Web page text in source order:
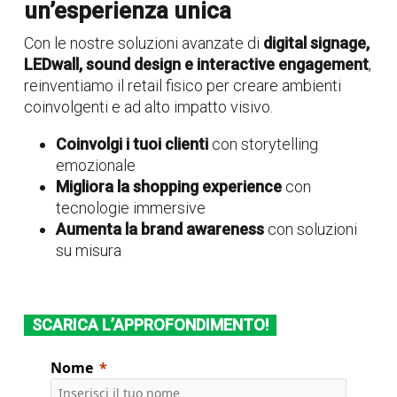
un’esperienza unica
Con le nostre soluzioni avanzate di digital signage,
LEDwall, sound design e interactive engagement,
reinventiamo il retail fisico per creare ambienti
coinvolgenti e ad alto impatto visivo.
Coinvolgi i tuoi clienti con storytelling
emozionale
Migliora la shopping experience con
tecnologie immersive
Aumenta la brand awareness con soluzioni
su misura
SCARICA L’APPROFONDIMENTO!
Nome